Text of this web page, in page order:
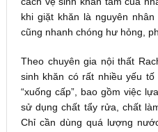
khi giặt khăn là nguyên
cũng nhanh chóng hư hỏng,
Theo chuyên gia nội thất
sinh khăn có rất nhiều yếu
“xuống cấp”, bao gồm việc
sử dụng chất tẩy rửa, chất
Chỉ cần dùng quá lượng